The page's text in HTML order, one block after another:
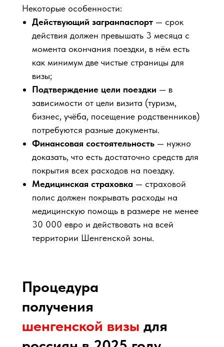
Некоторые особенности:
Действующий загранпаспорт — срок
действия должен превышать 3 месяца с
момента окончания поездки, в нём есть
как минимум две чистые страницы для
визы;
Подтверждение цели поездки — в
зависимости от цели визита (туризм,
бизнес, учёба, посещение родственников)
потребуются разные документы.
Финансовая состоятельность — нужно
доказать, что есть достаточно средств для
покрытия всех расходов на поездку.
Медицинская страховка — страховой
полис должен покрывать расходы на
медицинскую помощь в размере не менее
30 000 евро и действовать на всей
территории Шенгенской зоны.
Процедура
получения
шенгенской визы для